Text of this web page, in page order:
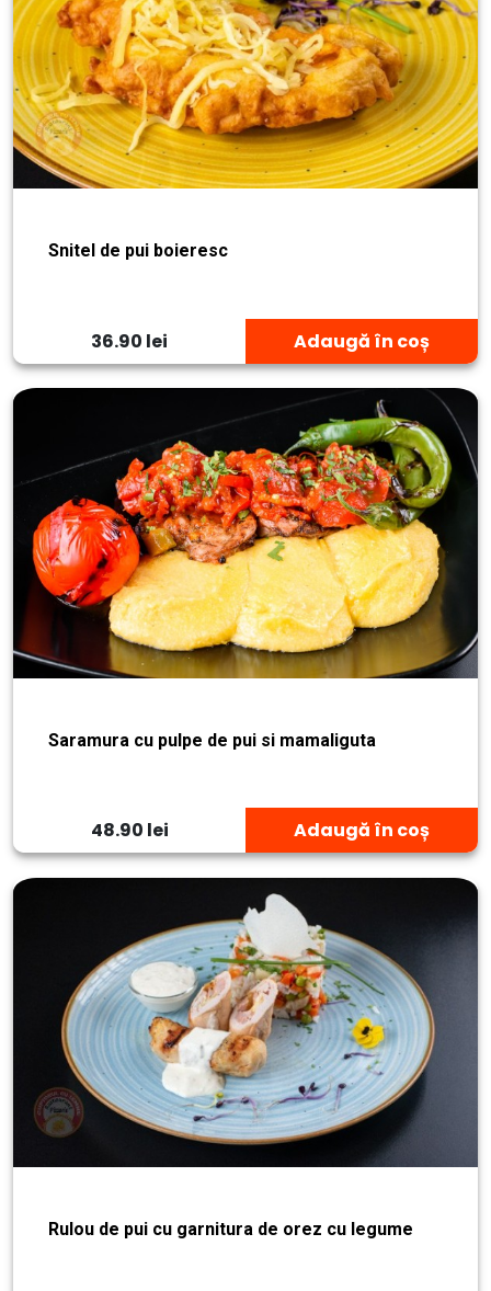
Snitel de pui boieresc
36.90 lei Adaugă în coș
Saramura cu pulpe de pui si mamaliguta
48.90 lei Adaugă în coș
Rulou de pui cu garnitura de orez cu legume